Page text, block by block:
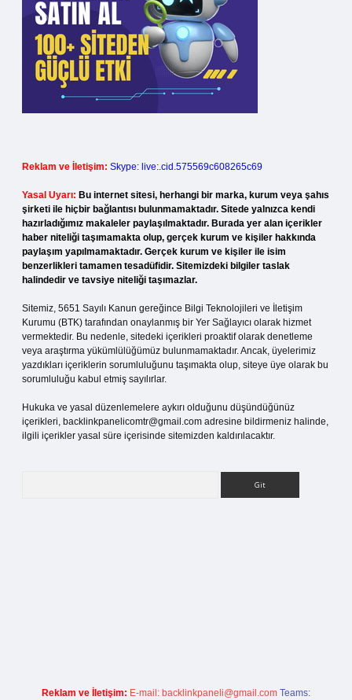
Reklam ve İletişim: Skype: live:.cid.575569c608265c69
Yasal Uyarı: Bu internet sitesi, herhangi bir marka, kurum veya şahıs
şirketi ile hiçbir bağlantısı bulunmamaktadır. Sitede yalnızca kendi
hazırladığımız makaleler paylaşılmaktadır. Burada yer alan içerikler
haber niteliği taşımamakta olup, gerçek kurum ve kişiler hakkında
paylaşım yapılmamaktadır. Gerçek kurum ve kişiler ile isim
benzerlikleri tamamen tesadüfidir. Sitemizdeki bilgiler taslak
halindedir ve tavsiye niteliği taşımazlar.
Sitemiz, 5651 Sayılı Kanun gereğince Bilgi Teknolojileri ve İletişim
Kurumu (BTK) tarafından onaylanmış bir Yer Sağlayıcı olarak hizmet
vermektedir. Bu nedenle, sitedeki içerikleri proaktif olarak denetleme
veya araştırma yükümlülüğümüz bulunmamaktadır. Ancak, üyelerimiz
yazdıkları içeriklerin sorumluluğunu taşımakta olup, siteye üye olarak bu
sorumluluğu kabul etmiş sayılırlar.
Hukuka ve yasal düzenlemelere aykırı olduğunu düşündüğünüz
içerikleri, backlinkpanelicomtr@gmail.com adresine bildirmeniz halinde,
ilgili içerikler yasal süre içerisinde sitemizden kaldırılacaktır.
Reklam ve İletişim: E-mail: backlinkpaneli@gmail.com Teams: